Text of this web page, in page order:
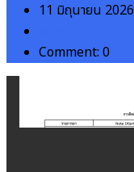
11 มิถุนายน 2026
Comment: 0